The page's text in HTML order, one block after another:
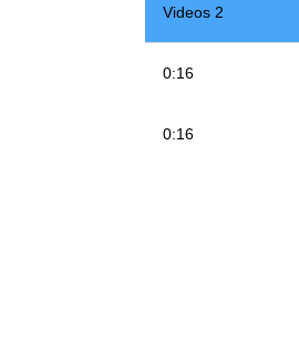
2 Videos
0:16
0:16